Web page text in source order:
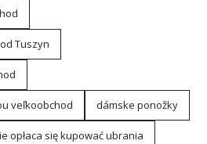
Tuszyn
veľkoobchod dámske ponožky
opłaca się kupować ubrania